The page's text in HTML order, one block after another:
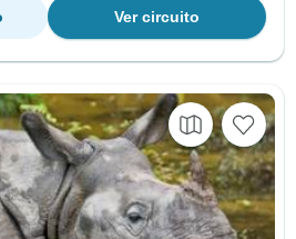
Ver circuito